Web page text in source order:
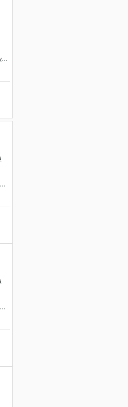
Крючки FOX EDGES Curve Short
Баночки для бойлов FOX Bait Tubes Full
Баночки для бойлов FOX Bait Tubes Half